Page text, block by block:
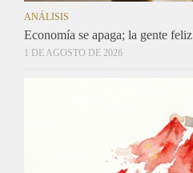
ANÁLISIS
Economía se apaga; la gente feliz
1 DE AGOSTO DE 2026